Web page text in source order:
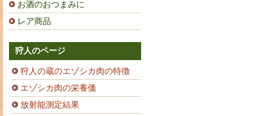
お酒のおつまみに
レア商品
狩人のページ
狩人の蔵のエゾシカ肉の特徴
エゾシカ肉の栄養価
放射能測定結果